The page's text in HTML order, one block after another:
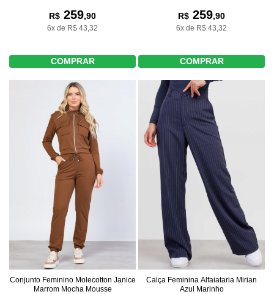
R$ 259,90
6x de R$ 43,32
COMPRAR
R$ 259,90
6x de R$ 43,32
COMPRAR
Conjunto Feminino Molecotton Janice
Marrom Mocha Mousse
Calça Feminina Alfaiataria Mirian
Azul Marinho